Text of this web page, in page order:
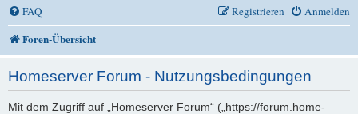
FAQ Anmelden
Registrieren
Foren-Übersicht
Homeserver Forum - Nutzungsbedingungen
Mit dem Zugriff auf „Homeserver Forum“ („https://forum.home-